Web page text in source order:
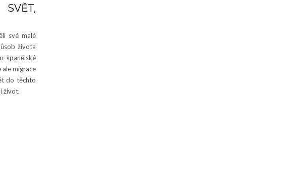
své malé
života
španělské
migrace
do těchto
život.